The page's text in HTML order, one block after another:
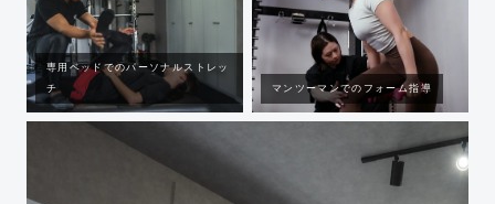
専用ベッドでのパーソナルストレッ
チ
マンツーマンでのフォーム指導